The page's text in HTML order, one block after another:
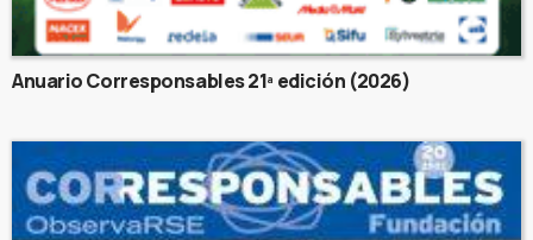
Anuario Corresponsables 21ª edición (2026)